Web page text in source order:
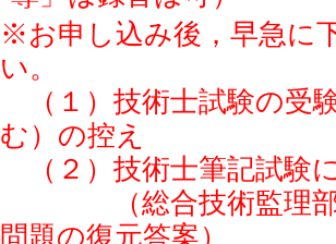
※お申し込み後，早急に
い。
（１）技術士試験の受
む）の控え
（２）技術士筆記試験
（総合技術監理部門
問題の復元答案）